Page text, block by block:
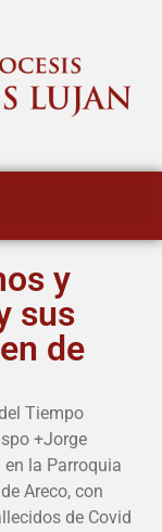
y
sus
de
Tiempo
+Jorge
la Parroquia
Areco, con
de Covid